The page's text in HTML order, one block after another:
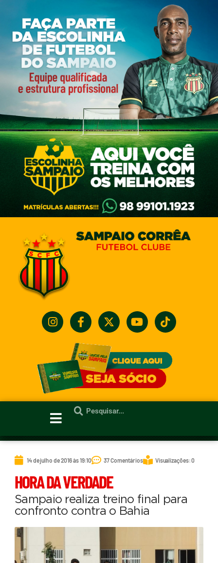
14 de julho de 2016 às 19:10 37 Comentários Visualizações: 0
HORA DA VERDADE
Sampaio realiza treino final para
confronto contra o Bahia